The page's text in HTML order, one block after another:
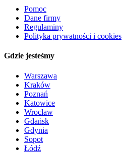
Pomoc
Dane firmy
Regulaminy
Polityka prywatności i cookies
Gdzie jesteśmy
Warszawa
Kraków
Poznań
Katowice
Wrocław
Gdańsk
Gdynia
Sopot
Łódź